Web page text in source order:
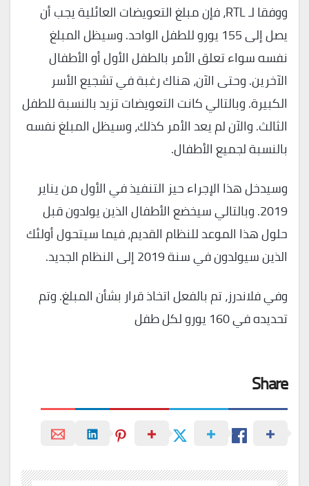
ووفقا لـ RTL، فإن مبلغ التعويضات العائلية يجب أن
يصل إلى 155 يورو للطفل الواحد. وسيظل المبلغ
نفسه سواء تعلق الأمر بالطفل الأول أو الأطفال
الآخرين. وحتى الآن، هناك رغبة في تشجيع الأسر
الكبيرة. وبالتالي كانت التعويضات تزيد بالنسبة للطفل
الثالث. والآن لم يعد الأمر كذلك، وسيظل المبلغ نفسه
بالنسبة لجميع الأطفال.
وسيدخل هذا الإجراء حيز التنفيذ في الأول من يناير
2019. وبالتالي سيخضع الأطفال الذين يولدون قبل
حلول هذا الموعد للنظام القديم، فيما سيتحول أولئك
الذين سيولدون في سنة 2019 إلى النظام الجديد.
وفي فلاندرز، تم بالفعل اتخاذ قرار بشأن المبلغ. وتم
تحديده في 160 يورو لكل طفل
Share